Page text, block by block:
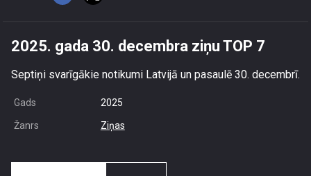
2025. gada 30. decembra ziņu TOP 7
Septiņi svarīgākie notikumi Latvijā un pasaulē 30. decembrī.
Gads 2025
Žanrs Ziņas